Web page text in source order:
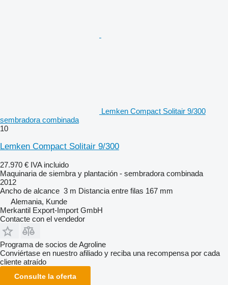
Lemken Compact Solitair 9/300
sembradora combinada
10
Lemken Compact Solitair 9/300
27.970 € IVA incluido
Maquinaria de siembra y plantación - sembradora combinada
2012
Ancho de alcance 3 m Distancia entre filas 167 mm
Alemania, Kunde
Merkantil Export-Import GmbH
Contacte con el vendedor
Programa de socios de Agroline
Conviértase en nuestro afiliado y reciba una recompensa por cada
cliente atraído
Consulte la oferta